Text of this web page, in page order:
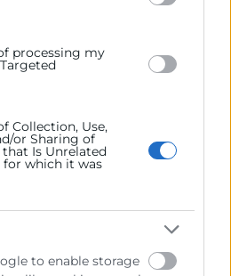
processing my
Collection, Use,
or Sharing of
Is Unrelated
which it was
to enable storage
-Jornada
en un encuentro
info